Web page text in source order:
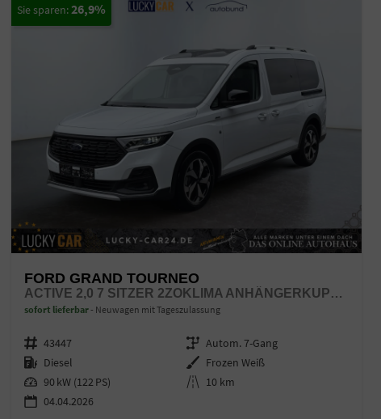
26,9%
FORD GRAND TOURNEO
ACTIVE 2,0 7 SITZER 2ZOKLIMA ANHÄNGERKUPPLUNG PANORAMADACH AGR SITZE SITZHEIZUNG EINPARKHILFE KAMERA 17 ZOLL LEICHTMETALL ACC
sofort lieferbar Neuwagen mit Tageszulassung
Fahrzeugnr. 43447 Getriebe Autom. 7-Gang
Kraftstoff Diesel Außenfarbe Frozen Weiß
Leistung 90 kW (122 PS) Kilometerstand 10 km
04.04.2026